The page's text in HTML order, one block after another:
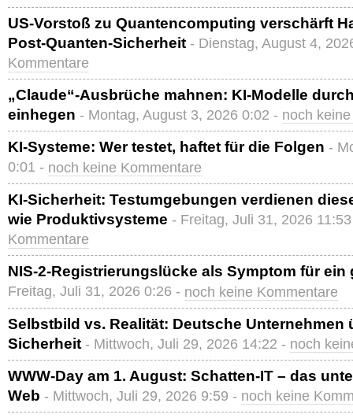
US-Vorstoß zu Quantencomputing verschärft
Post-Quanten-Sicherheit - Dienstag, August 4,
Kommentare
„Claude“-Ausbrüche mahnen: KI-Modelle
einhegen - Montag, August 3, 2026 0:02 - noch
KI-Systeme: Wer testet, haftet für die Folgen -
0:01 - noch keine Kommentare
KI-Sicherheit: Testumgebungen verdienen
wie Produktivsysteme - Freitag, Juli 31, 2026
Kommentare
NIS-2-Registrierungslücke als Symptom für ein
Freitag, Juli 31, 2026 0:26 - noch keine Kommentare
Selbstbild vs. Realität: Deutsche Unternehmen
Sicherheit - Mittwoch, Juli 29, 2026 14:22 - noch
WWW-Day am 1. August: Schatten-IT – das
Web - Mittwoch, Juli 29, 2026 9:59 - noch keine